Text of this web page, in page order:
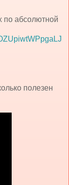
по абсолютной
полезен